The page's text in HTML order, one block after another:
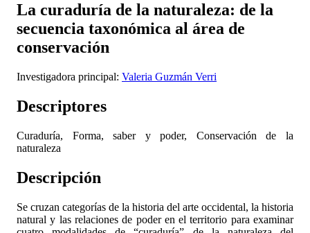
La curaduría de la naturaleza: de la
secuencia taxonómica al área de
conservación
Investigadora principal: Valeria Guzmán Verri
Descriptores
Curaduría, Forma, saber y poder, Conservación de la
naturaleza
Descripción
Se cruzan categorías de la historia del arte occidental, la historia
natural y las relaciones de poder en el territorio para examinar